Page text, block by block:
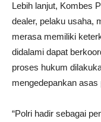
Lebih lanjut, Kombes
dealer, pelaku usaha,
merasa memiliki
didalami dapat
proses hukum
mengedepankan
“Polri hadir sebagai